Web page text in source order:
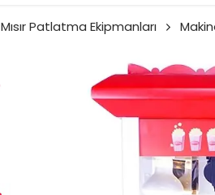
Mısır Patlatma Ekipmanları